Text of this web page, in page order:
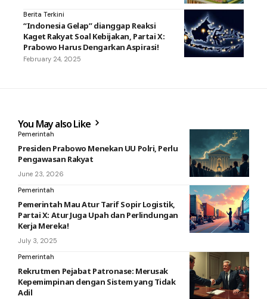
Berita Terkini
“Indonesia Gelap” dianggap Reaksi
Kaget Rakyat Soal Kebijakan, Partai X:
Prabowo Harus Dengarkan Aspirasi!
February 24, 2025
You May also Like
Pemerintah
Presiden Prabowo Menekan UU Polri, Perlu
Pengawasan Rakyat
June 23, 2026
Pemerintah
Pemerintah Mau Atur Tarif Sopir Logistik,
Partai X: Atur Juga Upah dan Perlindungan
Kerja Mereka!
July 3, 2025
Pemerintah
Rekrutmen Pejabat Patronase: Merusak
Kepemimpinan dengan Sistem yang Tidak
Adil